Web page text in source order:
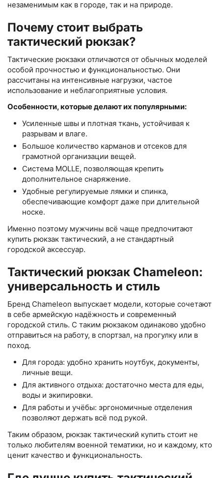
незаменимым как в городе, так и на природе.
Почему стоит выбрать
тактический рюкзак?
Тактические рюкзаки отличаются от обычных моделей
особой прочностью и функциональностью. Они
рассчитаны на интенсивные нагрузки, частое
использование и неблагоприятные условия.
Особенности, которые делают их популярными:
Усиленные швы и плотная ткань, устойчивая к
разрывам и влаге.
Большое количество карманов и отсеков для
грамотной организации вещей.
Система MOLLE, позволяющая крепить
дополнительное снаряжение.
Удобные регулируемые лямки и спинка,
обеспечивающие комфорт даже при длительной
носке.
Именно поэтому мужчины всё чаще предпочитают
купить рюкзак тактический, а не стандартный
городской аксессуар.
Тактический рюкзак Chameleon:
универсальность и стиль
Бренд Chameleon выпускает модели, которые сочетают
в себе армейскую надёжность и современный
городской стиль. С таким рюкзаком одинаково удобно
отправиться на работу, в спортзал, на прогулку или в
поход.
Для города: удобно хранить ноутбук, документы,
личные вещи.
Для активного отдыха: достаточно места для еды,
воды и экипировки.
Для работы и учёбы: эргономичные отделения
позволяют держать всё под рукой.
Таким образом, рюкзак тактический купить стоит не
только любителям военной тематики, но и каждому, кто
ценит качество и функциональность.